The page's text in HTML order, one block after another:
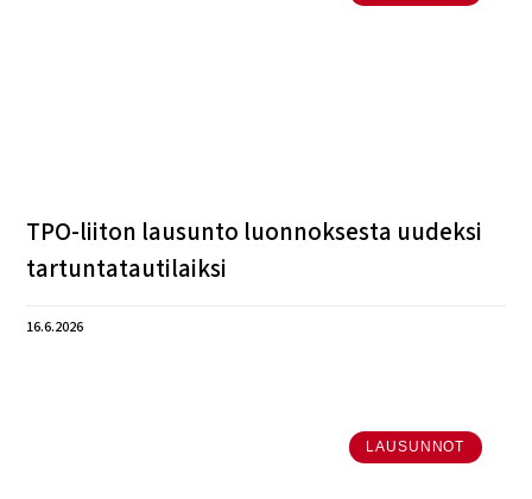
TPO-liiton lausunto luonnoksesta uudeksi
tartuntatautilaiksi
16.6.2026
LAUSUNNOT